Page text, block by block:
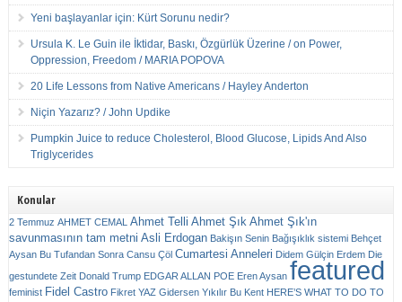
Yeni başlayanlar için: Kürt Sorunu nedir?
Ursula K. Le Guin ile İktidar, Baskı, Özgürlük Üzerine / on Power,
Oppression, Freedom / MARIA POPOVA
20 Life Lessons from Native Americans / Hayley Anderton
Niçin Yazarız? / John Updike
Pumpkin Juice to reduce Cholesterol, Blood Glucose, Lipids And Also
Triglycerides
Konular
2 Temmuz AHMET CEMAL Ahmet Telli Ahmet Şık Ahmet Şık'ın
savunmasının tam metni Asli Erdogan Bakişın Senin Bağışıklık sistemi Behçet
Aysan Bu Tufandan Sonra Cansu Çöl Cumartesi Anneleri Didem Gülçin Erdem Die
gestundete Zeit Donald Trump EDGAR ALLAN POE Eren Aysan featured
feminist Fidel Castro Fikret YAZ Gidersen Yıkılır Bu Kent HERE’S WHAT TO DO TO